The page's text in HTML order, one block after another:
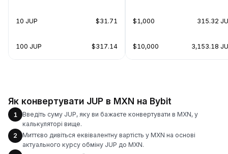
10 JUP $31.71
100 JUP $317.14
$1,000 315.32
$10,000 3,153.18
Як конвертувати JUP в MXN на Bybit
1
Введіть суму JUP, яку ви бажаєте конвертувати в MXN, у
калькуляторі вище.
2
Миттєво дивіться еквівалентну вартість у MXN на основі
актуального курсу обміну JUP до MXN.